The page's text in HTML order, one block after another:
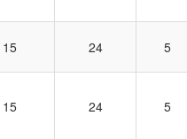
15 24 5
15 24 5